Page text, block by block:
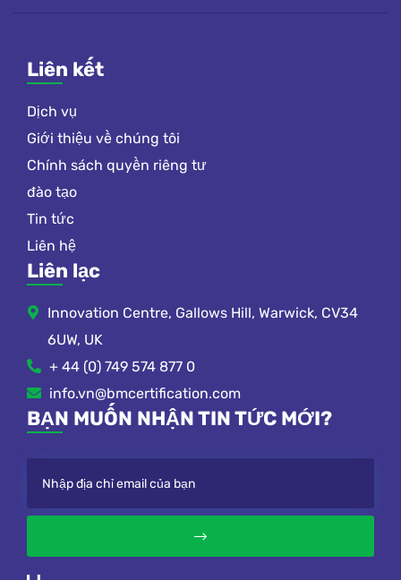
Liên kết
Dịch vụ
Giới thiệu về chúng tôi
Chính sách quyền riêng tư
đào tạo
Tin tức
Liên hệ
Liên lạc
Innovation Centre, Gallows Hill, Warwick, CV34
6UW, UK
+ 44 (0) 749 574 877 0
info.vn@bmcertification.com
BẠN MUỐN NHẬN TIN TỨC MỚI?